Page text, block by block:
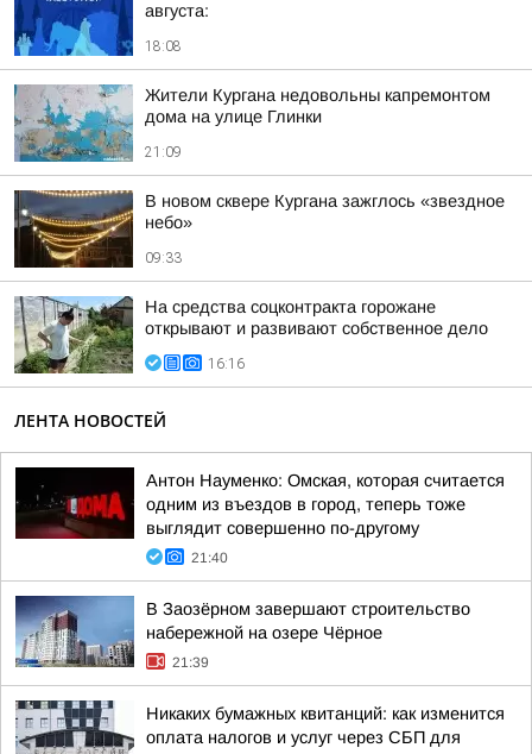
августа:
18:08
Жители Кургана недовольны капремонтом
дома на улице Глинки
21:09
В новом сквере Кургана зажглось «звездное
небо»
09:33
На средства соцконтракта горожане
открывают и развивают собственное дело
16:16
ЛЕНТА НОВОСТЕЙ
Антон Науменко: Омская, которая считается
одним из въездов в город, теперь тоже
выглядит совершенно по-другому
21:40
В Заозёрном завершают строительство
набережной на озере Чёрное
21:39
Никаких бумажных квитанций: как изменится
оплата налогов и услуг через СБП для